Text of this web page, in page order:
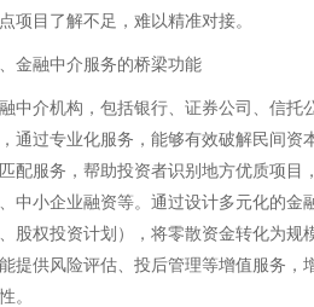
项目了解不足，难以精准对接。
金融中介服务的桥梁功能
中介机构，包括银行、证券公司、信托
通过专业化服务，能够有效破解民间资
配服务，帮助投资者识别地方优质项目
中小企业融资等。通过设计多元化的金
股权投资计划），将零散资金转化为规
提供风险评估、投后管理等增值服务，
。